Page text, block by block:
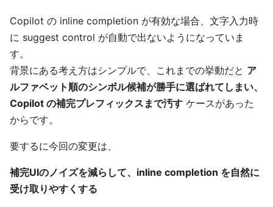
Copilot の inline completion が有効な場合、文字入力時
に suggest control が自動で出ないようになっていま
す。
背景にある考え方はシンプルで、これまでの挙動だと ア
ルファベット順のシンボル候補が勝手に選ばれてしまい、
Copilot の補完プレフィックスまで汚す ケースがあった
からです。
要するに今回の変更は、
補完UIのノイズを減らして、inline completion を自然に
受け取りやすくする